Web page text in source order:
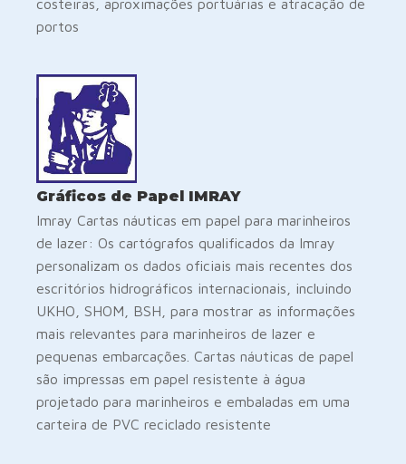
costeiras, aproximações portuárias e atracação de
portos
Gráficos de Papel IMRAY
Imray Cartas náuticas em papel para marinheiros
de lazer: Os cartógrafos qualificados da Imray
personalizam os dados oficiais mais recentes dos
escritórios hidrográficos internacionais, incluindo
UKHO, SHOM, BSH, para mostrar as informações
mais relevantes para marinheiros de lazer e
pequenas embarcações. Cartas náuticas de papel
são impressas em papel resistente à água
projetado para marinheiros e embaladas em uma
carteira de PVC reciclado resistente